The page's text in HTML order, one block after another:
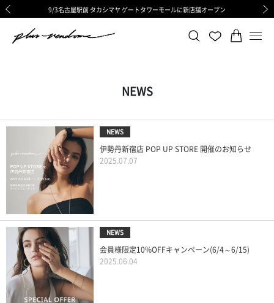
ギフトサービス 一部リニューアルと価格変更のお知らせ
令和8年熊本地震の影響による荷物のお届けについて
9/3名古屋駅前 タカシマヤ ゲートタワーモールに新店舗オープン
8/6渋谷ヒカリエ内ShinQs店 待望のリアル店舗オープン
ギフトサービス 一部リニューアルと価格変更のお知らせ
令和8年熊本地震の影響による荷物のお届けについて
NEWS
NEWS
伊勢丹新宿店 POP UP STORE 開催のお知らせ
2025.07.07
NEWS
会員様限定10%OFFキャンペーン(6/4～6/15)
2025.06.04